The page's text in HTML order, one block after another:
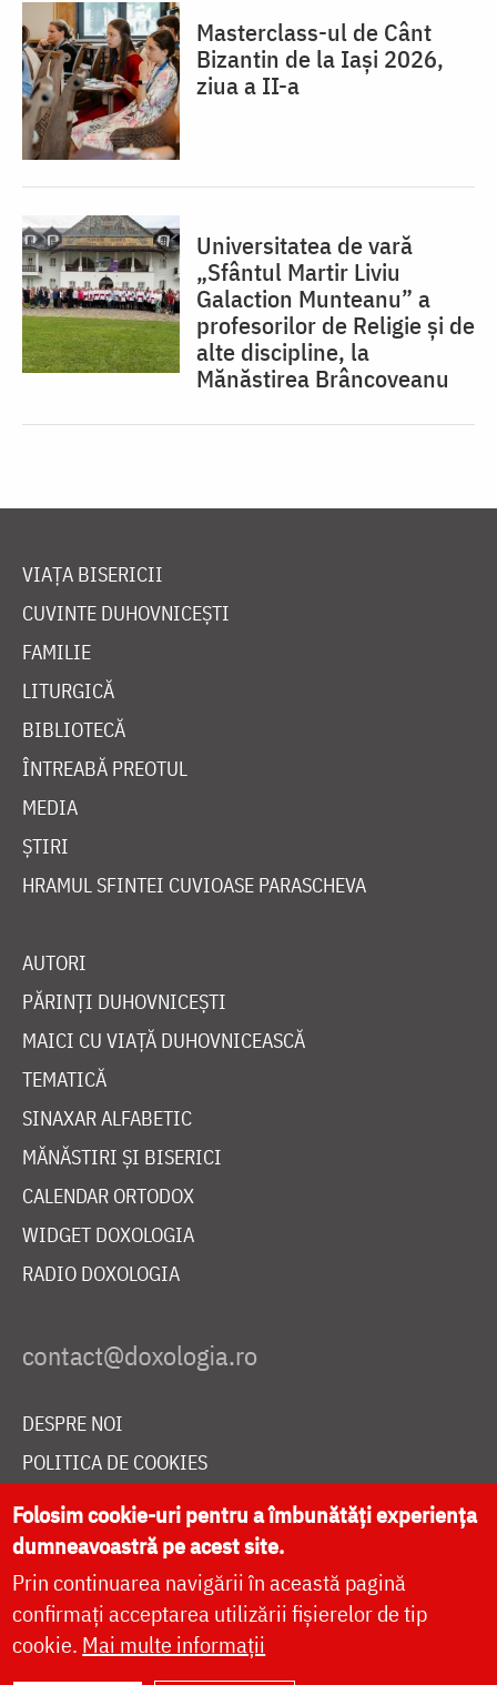
Masterclass-ul de Cânt
Bizantin de la Iași 2026,
ziua a II-a
Universitatea de vară
„Sfântul Martir Liviu
Galaction Munteanu” a
profesorilor de Religie și de
alte discipline, la
Mănăstirea Brâncoveanu
VIAȚA BISERICII
CUVINTE DUHOVNICEȘTI
FAMILIE
LITURGICĂ
BIBLIOTECĂ
ÎNTREABĂ PREOTUL
MEDIA
ȘTIRI
HRAMUL SFINTEI CUVIOASE PARASCHEVA
AUTORI
PĂRINȚI DUHOVNICEȘTI
MAICI CU VIAȚĂ DUHOVNICEASCĂ
TEMATICĂ
SINAXAR ALFABETIC
MĂNĂSTIRI ȘI BISERICI
CALENDAR ORTODOX
WIDGET DOXOLOGIA
RADIO DOXOLOGIA
DESPRE NOI
POLITICA DE COOKIES
DONEAZĂ ONLINE PENTRU CATEDRALA NAȚIONALĂ
LIVE
Folosim cookie-uri pentru a îmbunătăți experiența
dumneavoastră pe acest site.
Prin continuarea navigării în această pagină
confirmați acceptarea utilizării fișierelor de tip
cookie. Mai multe informații